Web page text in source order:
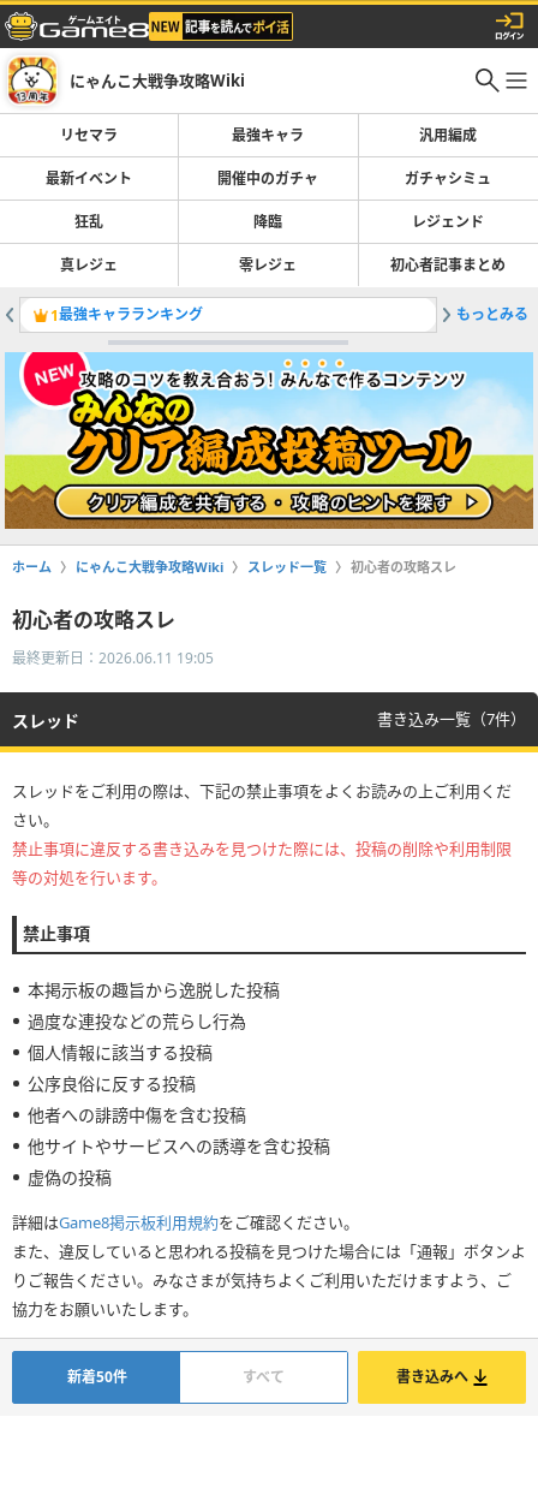
にゃんこ大戦争攻略Wiki
リセマラ 最強キャラ 汎用編成
最新イベント 開催中のガチャ ガチャシミュ
狂乱 降臨 レジェンド
真レジェ 零レジェ 初心者記事まとめ
1最強キャラランキング 2レジェ
もっとみる
ホーム にゃんこ大戦争攻略Wiki スレッド一覧 初心者の攻略スレ
初心者の攻略スレ
最終更新日：2026.06.11 19:05
スレッド 書き込み一覧（7件）
スレッドをご利用の際は、下記の禁止事項をよくお読みの上ご利用くだ
さい。
禁止事項に違反する書き込みを見つけた際には、投稿の削除や利用制限
等の対処を行います。
禁止事項
本掲示板の趣旨から逸脱した投稿
過度な連投などの荒らし行為
個人情報に該当する投稿
公序良俗に反する投稿
他者への誹謗中傷を含む投稿
他サイトやサービスへの誘導を含む投稿
虚偽の投稿
詳細はGame8掲示板利用規約をご確認ください。
また、違反していると思われる投稿を見つけた場合には「通報」ボタンよ
りご報告ください。みなさまが気持ちよくご利用いただけますよう、ご
協力をお願いいたします。
新着50件 すべて 書き込みへ